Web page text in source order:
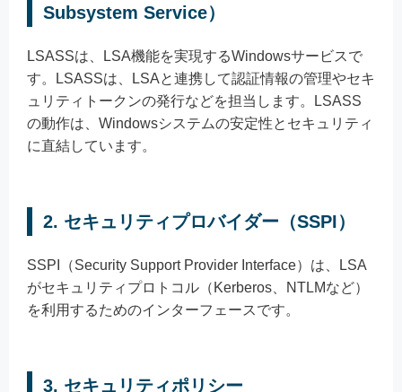
Subsystem Service）
LSASSは、LSA機能を実現するWindowsサービスで
す。LSASSは、LSAと連携して認証情報の管理やセキ
ュリティトークンの発行などを担当します。LSASS
の動作は、Windowsシステムの安定性とセキュリティ
に直結しています。
2. セキュリティプロバイダー（SSPI）
SSPI（Security Support Provider Interface）は、LSA
がセキュリティプロトコル（Kerberos、NTLMなど）
を利用するためのインターフェースです。
3. セキュリティポリシー